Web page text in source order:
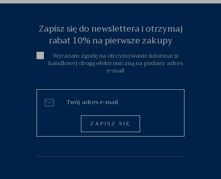
Zapisz się do newslettera i otrzymaj
rabat 10% na pierwsze zakupy
Wyrażam zgodę na otrzymywanie informacji
handlowej drogą elektroniczną na podany adres
e-mail
ZAPISZ SIĘ